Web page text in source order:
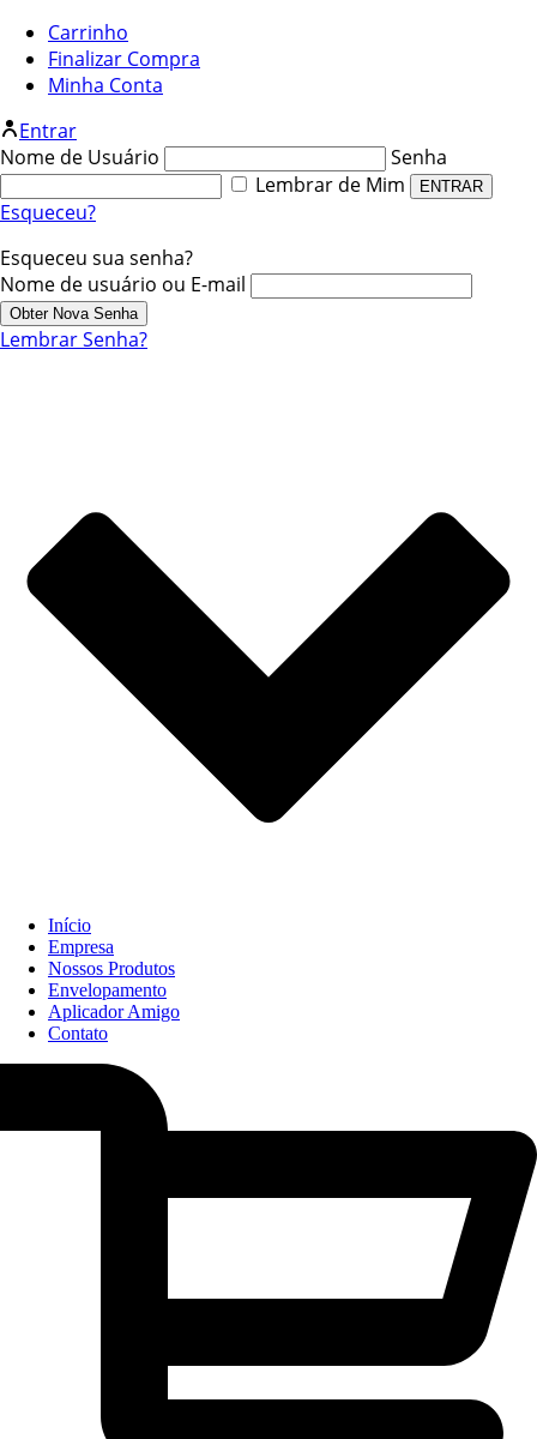
Carrinho
Finalizar Compra
Minha Conta
Entrar
Nome de Usuário
Senha
Lembrar de Mim
Esqueceu?
Esqueceu sua senha?
Nome de usuário ou E-mail
Lembrar Senha?
Início
Empresa
Nossos Produtos
Envelopamento
Aplicador Amigo
Contato